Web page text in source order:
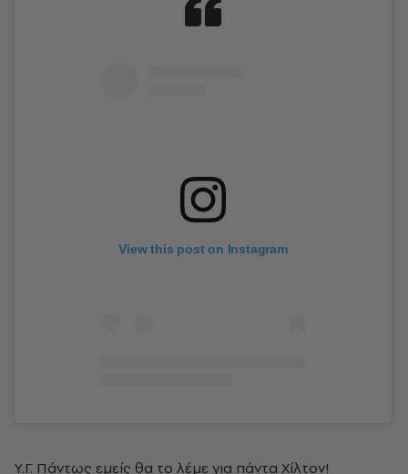
View this post on Instagram
Υ.Γ. Πάντως εμείς θα το λέμε για πάντα Χίλτον!